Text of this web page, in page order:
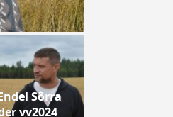
Sõrra
vv2024